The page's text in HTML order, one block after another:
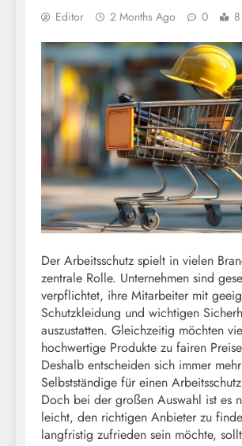
Editor 2 Months Ago 0
Der Arbeitsschutz spielt in vielen
zentrale Rolle. Unternehmen sind
verpflichtet, ihre Mitarbeiter mit
Schutzkleidung und wichtigen
auszustatten. Gleichzeitig möchten
hochwertige Produkte zu fairen
Deshalb entscheiden sich immer
Selbstständige für einen
Doch bei der großen Auswahl ist es
leicht, den richtigen Anbieter zu
langfristig zufrieden sein möchte,